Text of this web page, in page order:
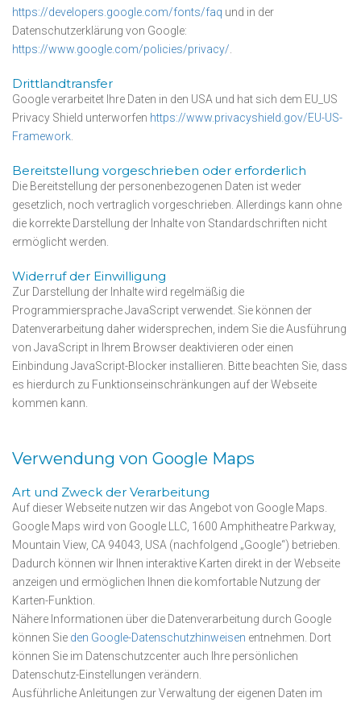
https://developers.google.com/fonts/faq und in der
Datenschutzerklärung von Google:
https://www.google.com/policies/privacy/
Drittlandtransfer
Google verarbeitet Ihre Daten in den USA und hat sich dem EU_US
Privacy Shield unterworfen https://www.privacyshield.gov/EU-US-
Framework
Bereitstellung vorgeschrieben oder erforderlich
Die Bereitstellung der personenbezogenen Daten ist weder
gesetzlich, noch vertraglich vorgeschrieben. Allerdings kann ohne
die korrekte Darstellung der Inhalte von Standardschriften nicht
ermöglicht werden.
Widerruf der Einwilligung
Zur Darstellung der Inhalte wird regelmäßig die
Programmiersprache JavaScript verwendet. Sie können der
Datenverarbeitung daher widersprechen, indem Sie die Ausführung
von JavaScript in Ihrem Browser deaktivieren oder einen
Einbindung JavaScript-Blocker installieren. Bitte beachten Sie, dass
es hierdurch zu Funktionseinschränkungen auf der Webseite
kommen kann.
Verwendung von Google Maps
Art und Zweck der Verarbeitung
Auf dieser Webseite nutzen wir das Angebot von Google Maps.
Google Maps wird von Google LLC, 1600 Amphitheatre Parkway,
Mountain View, CA 94043, USA (nachfolgend „Google“) betrieben.
Dadurch können wir Ihnen interaktive Karten direkt in der Webseite
anzeigen und ermöglichen Ihnen die komfortable Nutzung der
Karten-Funktion.
Nähere Informationen über die Datenverarbeitung durch Google
können Sie den Google-Datenschutzhinweisen entnehmen. Dort
können Sie im Datenschutzcenter auch Ihre persönlichen
Datenschutz-Einstellungen verändern.
Ausführliche Anleitungen zur Verwaltung der eigenen Daten im